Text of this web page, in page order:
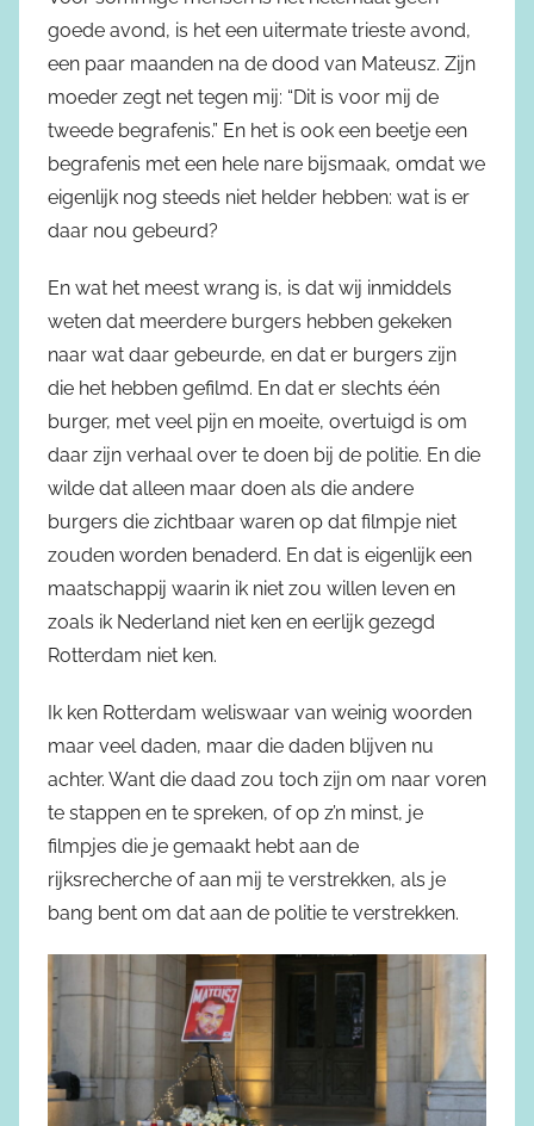
goede avond, is het een uitermate trieste avond,
een paar maanden na de dood van Mateusz. Zijn
moeder zegt net tegen mij: “Dit is voor mij de
tweede begrafenis.” En het is ook een beetje een
begrafenis met een hele nare bijsmaak, omdat we
eigenlijk nog steeds niet helder hebben: wat is er
daar nou gebeurd?
En wat het meest wrang is, is dat wij inmiddels
weten dat meerdere burgers hebben gekeken
naar wat daar gebeurde, en dat er burgers zijn
die het hebben gefilmd. En dat er slechts één
burger, met veel pijn en moeite, overtuigd is om
daar zijn verhaal over te doen bij de politie. En die
wilde dat alleen maar doen als die andere
burgers die zichtbaar waren op dat filmpje niet
zouden worden benaderd. En dat is eigenlijk een
maatschappij waarin ik niet zou willen leven en
zoals ik Nederland niet ken en eerlijk gezegd
Rotterdam niet ken.
Ik ken Rotterdam weliswaar van weinig woorden
maar veel daden, maar die daden blijven nu
achter. Want die daad zou toch zijn om naar voren
te stappen en te spreken, of op z’n minst, je
filmpjes die je gemaakt hebt aan de
rijksrecherche of aan mij te verstrekken, als je
bang bent om dat aan de politie te verstrekken.